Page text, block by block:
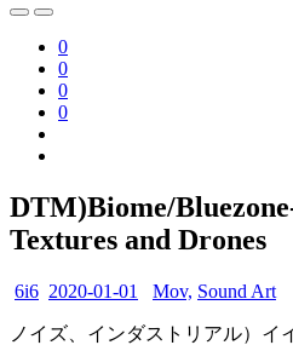
0
0
0
0
DTM)Biome/
Textures and Drones
6i6 2020-01-01 Mov, Sound Art
ノイズ、インダストリアル）イ